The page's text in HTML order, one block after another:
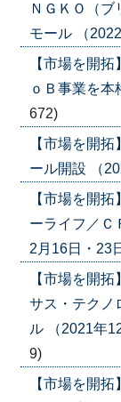
ＮＧＫＯ（
モール （
【市場を開
ｏＢ事業を
672)
【市場を開
ール開設 （
【市場を開
ーライフ／Ｃ
2月16日・23
【市場を開
サス・テクノ
ル （2021年
9)
【市場を開